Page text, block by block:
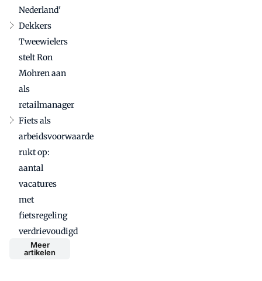
Nederland'
Dekkers
Tweewielers
stelt Ron
Mohren aan
als
retailmanager
Fiets als
arbeidsvoorwaarde
rukt op:
aantal
vacatures
met
fietsregeling
verdrievoudigd
Meer
artikelen